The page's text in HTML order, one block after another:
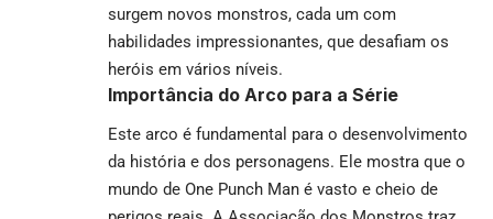
surgem novos monstros, cada um com
habilidades impressionantes, que desafiam os
heróis em vários níveis.
Importância do Arco para a Série
Este arco é fundamental para o desenvolvimento
da história e dos personagens. Ele mostra que o
mundo de One Punch Man é vasto e cheio de